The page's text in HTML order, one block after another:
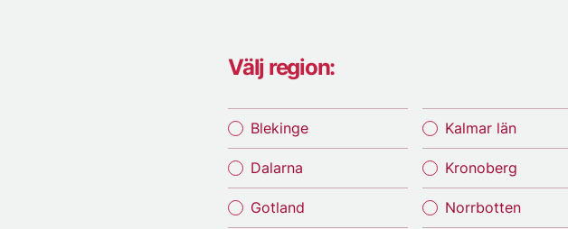
Välj region:
Blekinge
Dalarna
Gotland
Kalmar län
Kronoberg
Norrbotten